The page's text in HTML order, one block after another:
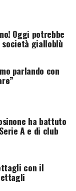
Oggi potrebbe
gialloblù
parlando con
ha battuto
A e di club
con il